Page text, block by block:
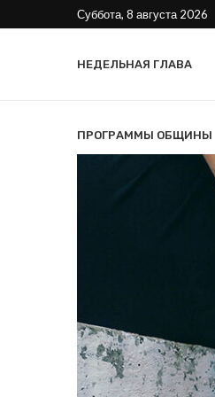
Суббота, 8 августа 2026
НЕДЕЛЬНАЯ ГЛАВА
ПРОГРАММЫ ОБЩИНЫ